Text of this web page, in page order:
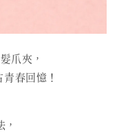
爪夾，
春回憶！